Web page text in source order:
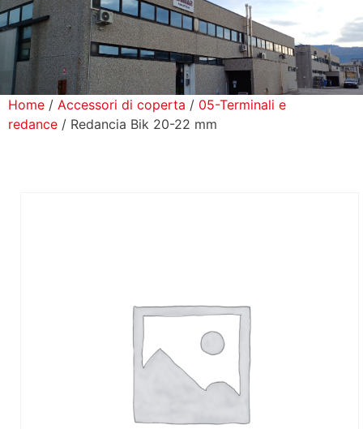
Prodotti
Home / Accessori di coperta / 05-Terminali e
redance / Redancia Bik 20-22 mm